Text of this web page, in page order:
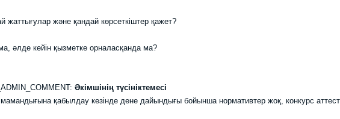
жаттығулар және қандай көрсеткіштер қажет?
әлде кейін қызметке орналасқанда ма?
Әкімшінің түсініктемесі
мамандығына қабылдау кезінде дене дайындығы бойынша нормативтер жоқ, конкурс